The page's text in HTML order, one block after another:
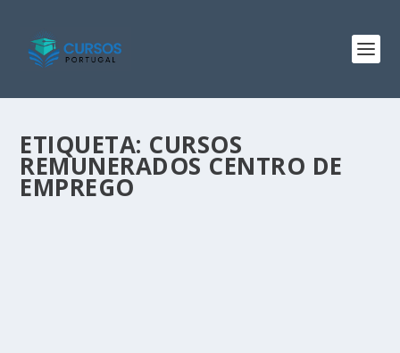
ETIQUETA: CURSOS
REMUNERADOS CENTRO DE
EMPREGO